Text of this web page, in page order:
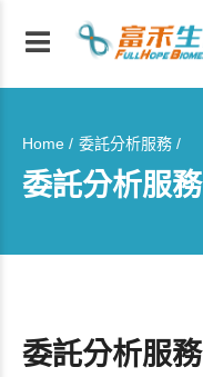
Home 委託分析服務 /
委託分析服務
委託分析服務